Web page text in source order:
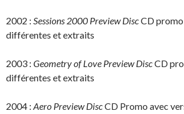
2002 : Sessions 2000 Preview DiscCD
différentes et extraits
2003 : Geometry of Love Preview DiscCD
différentes et extraits
2004 : Aero Preview DiscCD Promo avec